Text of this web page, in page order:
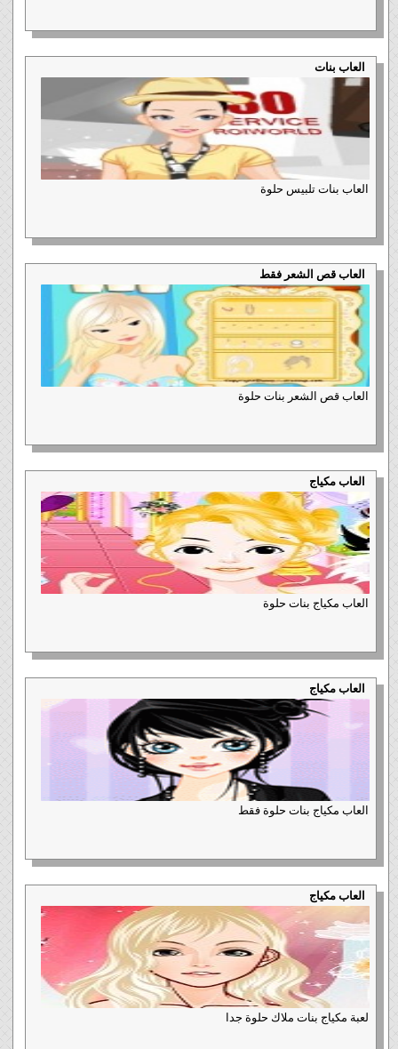
العاب بنات
العاب بنات تلبيس حلوة
العاب قص الشعر فقط
العاب قص الشعر بنات حلوة
العاب مكياج
العاب مكياج بنات حلوة
العاب مكياج
العاب مكياج بنات حلوة فقط
العاب مكياج
لعبة مكياج بنات ملاك حلوة جدا